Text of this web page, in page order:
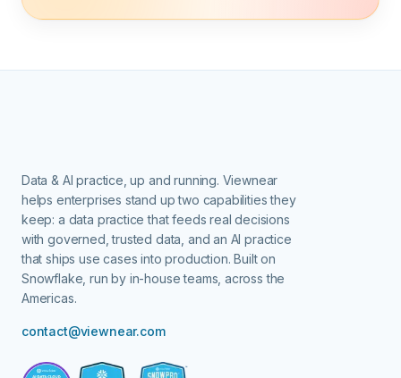
Data & AI practice, up and running. Viewnear
helps enterprises stand up two capabilities they
keep: a data practice that feeds real decisions
with governed, trusted data, and an AI practice
that ships use cases into production. Built on
Snowflake, run by in-house teams, across the
Americas.
contact@viewnear.com